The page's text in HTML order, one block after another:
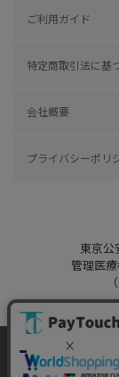
ご利用ガイド
特定商取引法に基
会社概要
プライバシーポリ
東京公
管理医
当ウェブサイト
をご提供するた